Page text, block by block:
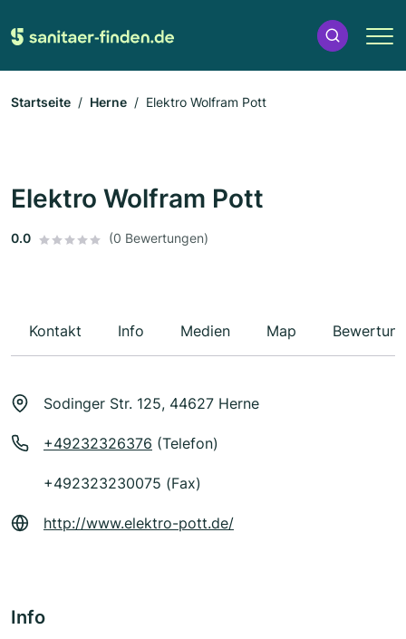
Startseite Herne Elektro Wolfram Pott
Elektro Wolfram Pott
0.0 (0 Bewertungen)
Kontakt Info Medien Map
Sodinger Str. 125, 44627 Herne
+49232326376 (Telefon)
+492323230075 (Fax)
http://www.elektro-pott.de/
Info